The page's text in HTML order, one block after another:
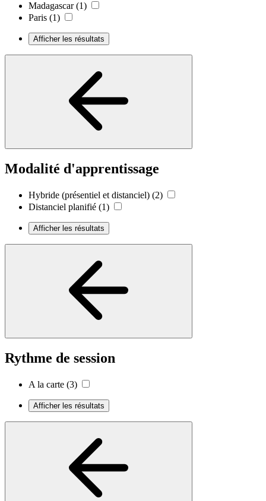
Madagascar (1)
Paris (1)
Afficher les résultats
Modalité d'apprentissage
Hybride (présentiel et distanciel) (2)
Distanciel planifié (1)
Afficher les résultats
Rythme de session
A la carte (3)
Afficher les résultats